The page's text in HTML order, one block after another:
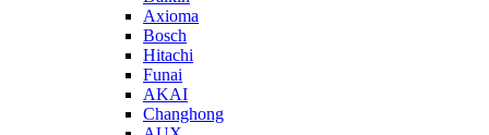
Axioma
Bosch
Hitachi
Funai
AKAI
Changhong